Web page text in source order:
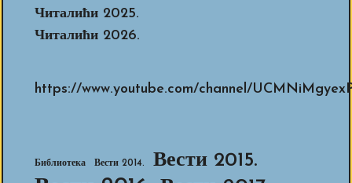
Читалићи 2025.
Читалићи 2026.
https://www.youtube.com/channel/
Библиотека Вести 2014. Вести 2015.